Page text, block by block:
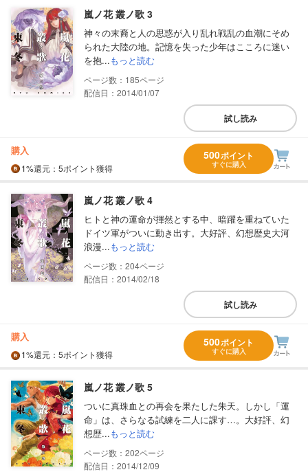
嵐ノ花 叢ノ歌 3
神々の末裔と人の思惑が入り乱れ戦乱の血潮にそめ
られた大陸の地。記憶を失った少年はこころに迷い
を抱...もっと読む
185
配信日：2014/01/07
試し読み
購入
1%還元 ：5ポイント獲得
500ポイント
すぐに購入
嵐ノ花 叢ノ歌 4
ヒトと神の運命が揮然とする中、暗躍を重ねていた
ドイツ軍がついに動き出す。大好評、幻想歴史大河
浪漫...もっと読む
204
配信日：2014/02/18
試し読み
購入
1%還元 ：5ポイント獲得
500ポイント
すぐに購入
嵐ノ花 叢ノ歌 5
ついに真珠血との再会を果たした朱天。しかし「運
命」は、さらなる試練を二人に課す…。大好評、幻
想歴...もっと読む
202
配信日：2014/12/09